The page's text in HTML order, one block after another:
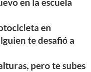
en la escuela
en
te desafió a
pero te subes